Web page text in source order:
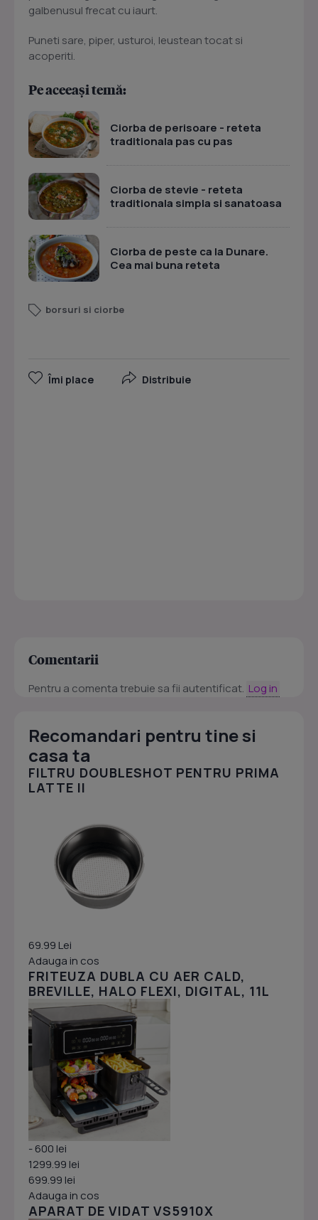
galbenusul frecat cu iaurt.
Puneti sare, piper, usturoi, leustean tocat si
acoperiti.
Pe aceeași temă:
Ciorba de perisoare - reteta
traditionala pas cu pas
Ciorba de stevie - reteta
traditionala simpla si sanatoasa
Ciorba de peste ca la Dunare.
Cea mai buna reteta
borsuri si ciorbe
Îmi place Distribuie
Comentarii
Pentru a comenta trebuie sa fii autentificat. Log in
Recomandari pentru tine si
casa ta
FILTRU DOUBLESHOT PENTRU PRIMA
LATTE II
69.99 Lei
Adauga in cos
FRITEUZA DUBLA CU AER CALD,
BREVILLE, HALO FLEXI, DIGITAL, 11L
- 600 lei
1299.99 lei
699.99 lei
Adauga in cos
APARAT DE VIDAT VS5910X